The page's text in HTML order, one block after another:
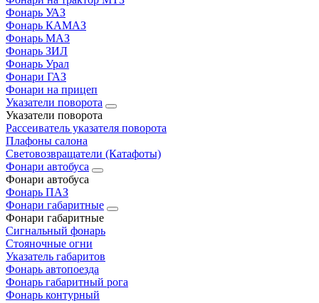
Фонарь УАЗ
Фонарь КАМАЗ
Фонарь МАЗ
Фонарь ЗИЛ
Фонарь Урал
Фонари ГАЗ
Фонари на прицеп
Указатели поворота
Указатели поворота
Рассеиватель указателя поворота
Плафоны салона
Световозвращатели (Катафоты)
Фонари автобуса
Фонари автобуса
Фонарь ПАЗ
Фонари габаритные
Фонари габаритные
Сигнальный фонарь
Стояночные огни
Указатель габаритов
Фонарь автопоезда
Фонарь габаритный рога
Фонарь контурный